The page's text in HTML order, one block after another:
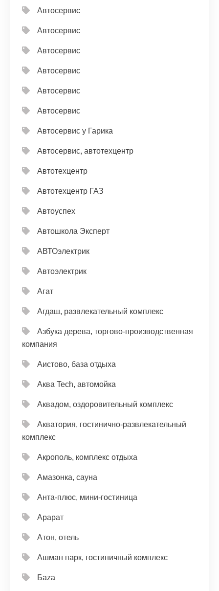
Автосервис
Автосервис
Автосервис
Автосервис
Автосервис
Автосервис
Автосервис у Гарика
Автосервис, автотехцентр
Автотехцентр
Автотехцентр ГАЗ
Автоуспех
Автошкола Эксперт
АВТОэлектрик
Автоэлектрик
Агат
Агдаш, развлекательный комплекс
Азбука дерева, торгово-производственная
компания
Аистово, база отдыха
Аква Tech, автомойка
Аквадом, оздоровительный комплекс
Акватория, гостинично-развлекательный
комплекс
Акрополь, комплекс отдыха
Амазонка, сауна
Анта-плюс, мини-гостиница
Арарат
Атон, отель
Ашман парк, гостиничный комплекс
Баzа